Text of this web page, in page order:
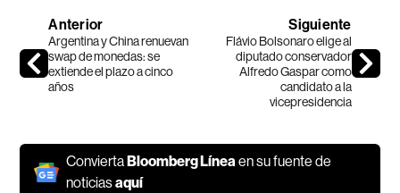
Anterior
Argentina y China renuevan
swap de monedas: se
extiende el plazo a cinco
años
Siguiente
Flávio Bolsonaro elige al
diputado conservador
Alfredo Gaspar como
candidato a la
vicepresidencia
ConviertaBloomberg Líneaen su fuente de
noticiasaquí